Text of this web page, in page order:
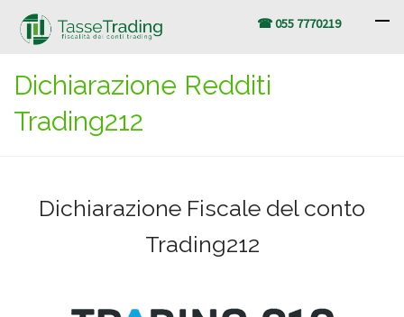
☎ 055 7770219
Dichiarazione Redditi
Trading212
Dichiarazione Fiscale del conto
Trading212